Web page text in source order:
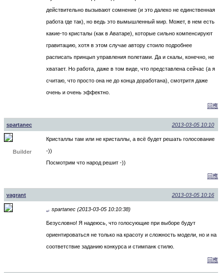
действительно вызывают сомнение (и это далеко не единственная
работа где так), но ведь это вымышленный мир. Может, в нем есть
какие-то кристалы (как в Аватаре), которые сильно компенсируют
гравитацию, хотя в этом случае автору стоило подробнее
расписать принцып управления полетами. Да и скалы, конечно, не
хватает. Но работа, даже в том виде, что представлена сейчас (а я
считаю, что просто она не до конца доработана), смотритя даже
очень и очень эффектно.
回應
spartanec 2013-03-05 10:10
Builder
Кристаллы там или не кристаллы, а всё будет решать голосование
-))
Посмотрим что народ решит -))
回應
vagrant 2013-03-05 10:16
↵ spartanec (2013-03-05 10:10:38)
Безусловно! Я надеюсь, что голосующие при выборе будут
ориентироваться не только на красоту и сложность модели, но и на
соответствие заданию конкурса и стимпанк стилю.
回應